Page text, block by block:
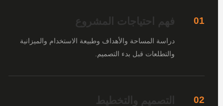
01 فهم احتياجات المشروع
دراسة المساحة والأهداف وطبيعة الاستخدام والميزانية
والتطلعات قبل بدء التصميم.
02 التصميم والتخطيط